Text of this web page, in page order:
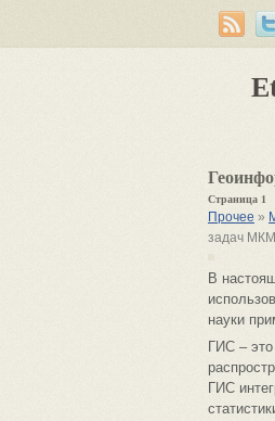
Страница 1
Прочее »
задач МКМ
В
науки
ГИС –
ГИС